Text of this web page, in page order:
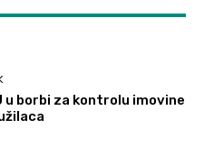
u borbi za kontrolu imovine